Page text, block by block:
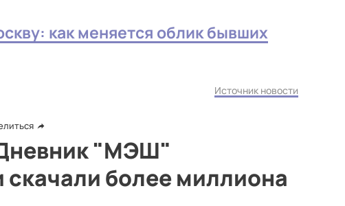
как меняется облик бывших
Источник новости
"МЭШ"
скачали более миллиона